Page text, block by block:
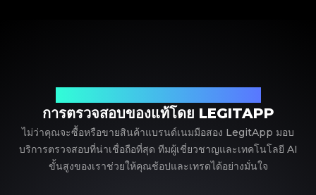
การตรวจสอบของแท้โดย LEGITAPP
ไม่ว่าคุณจะซื้อหรือขายสินค้าแบรนด์เนมมือสอง LegitApp มอบ
บริการตรวจสอบที่น่าเชื่อถือที่สุด ทีมผู้เชี่ยวชาญและเทคโนโลยี AI
ขั้นสูงของเราช่วยให้คุณช้อปและเทรดได้อย่างมั่นใจ